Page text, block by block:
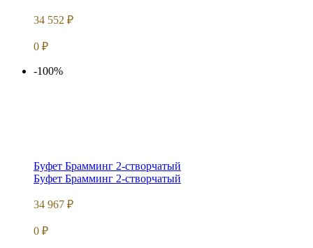
34 552 ₽
0 ₽
-100%
Буфет Брамминг 2-створчатый
Буфет Брамминг 2-створчатый
34 967 ₽
0 ₽